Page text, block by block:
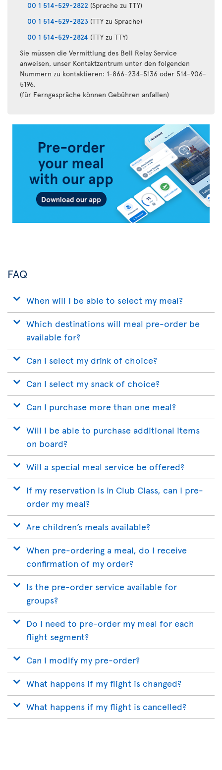
00 1 514-529-2822 (Sprache zu TTY)
00 1 514-529-2823 (TTY zu Sprache)
00 1 514-529-2824 (TTY zu TTY)
Sie müssen die Vermittlung des Bell Relay Service
anweisen, unser Kontaktzentrum unter den folgenden
Nummern zu kontaktieren: 1-866-234-5136 oder 514-906-
5196.
(für Ferngespräche können Gebühren anfallen)
Transat
FAQ
When will I be able to select my meal?
Which destinations will meal pre-order be
available for?
Can I select my drink of choice?
Can I select my snack of choice?
Can I purchase more than one meal?
Will I be able to purchase additional items
on board?
Will a special meal service be offered?
If my reservation is in Club Class, can I pre-
order my meal?
Are children’s meals available?
When pre-ordering a meal, do I receive
confirmation of my order?
Is the pre-order service available for
groups?
Do I need to pre-order my meal for each
flight segment?
Can I modify my pre-order?
What happens if my flight is changed?
What happens if my flight is cancelled?